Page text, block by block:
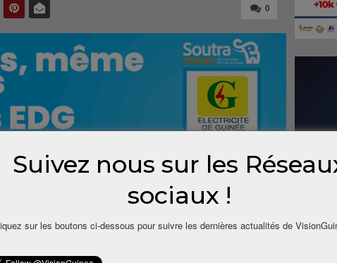
0
le
du 14 et
Suivez nous sur les
sociaux !
sur les boutons ci-dessous pour suivre les dernières actualités de